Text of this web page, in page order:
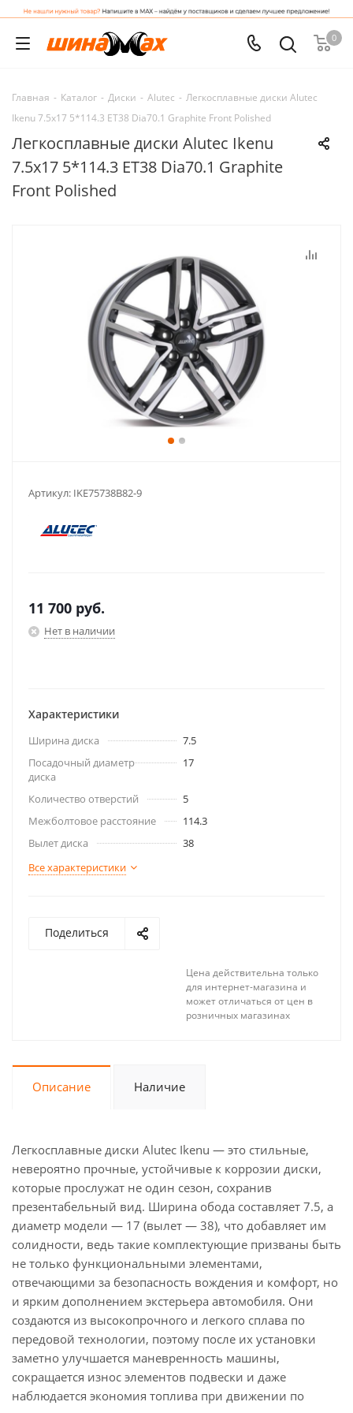
0
Главная - Каталог - Диски - Alutec - Легкосплавные диски Alutec
Ikenu 7.5x17 5*114.3 ET38 Dia70.1 Graphite Front Polished
Легкосплавные диски Alutec Ikenu
7.5x17 5*114.3 ET38 Dia70.1 Graphite
Front Polished
Артикул: IKE75738B82-9
11 700 руб.
Нет в наличии
Характеристики
Ширина диска
7.5
Посадочный диаметр
диска
17
Количество отверстий
5
Межболтовое расстояние
114.3
Вылет диска
38
Все характеристики
Поделиться
Цена действительна только
для интернет-магазина и
может отличаться от цен в
розничных магазинах
Описание Наличие
Легкосплавные диски Alutec Ikenu — это стильные,
невероятно прочные, устойчивые к коррозии диски,
которые прослужат не один сезон, сохранив
презентабельный вид. Ширина обода составляет 7.5, а
диаметр модели — 17 (вылет — 38), что добавляет им
солидности, ведь такие комплектующие призваны быть
не только функциональными элементами,
отвечающими за безопасность вождения и комфорт, но
и ярким дополнением экстерьера автомобиля. Они
создаются из высокопрочного и легкого сплава по
передовой технологии, поэтому после их установки
заметно улучшается маневренность машины,
сокращается износ элементов подвески и даже
наблюдается экономия топлива при движении по